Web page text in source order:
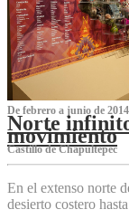
De febrero a junio de 2014
Norte
movimiento
Castillo de Chapultepec
En el extenso norte
desierto costero